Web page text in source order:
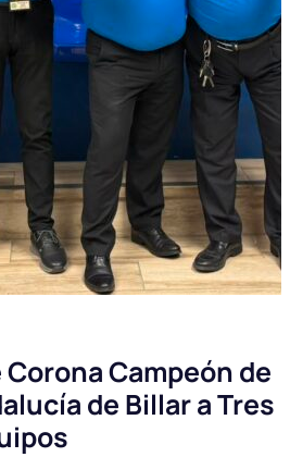
Corona Campeón de
de Billar a Tres